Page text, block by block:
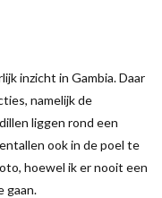
inzicht in Gambia. Daar
namelijk de
liggen rond een
ook in de poel te
hoewel ik er nooit een
gaan.